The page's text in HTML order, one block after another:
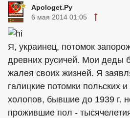
Apologet.Ру
6 мая 2014 01:05
Я, украинец, потомок
древних русичей. Мои деды
жалея своих жизней. Я
галицкие потомки польских и
холопов, бывшие до 1939 г.
прожившие пол -